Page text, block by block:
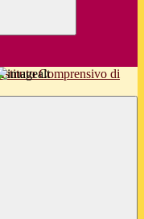
Istituto Comprensivo di